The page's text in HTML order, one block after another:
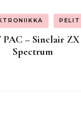
PELIT
PAC – Sinclair ZX
Spectrum